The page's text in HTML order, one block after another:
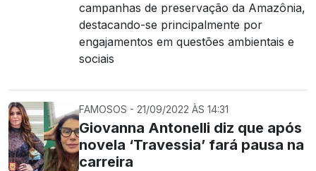
campanhas de preservação da Amazônia,
destacando-se principalmente por
engajamentos em questões ambientais e
sociais
FAMOSOS - 21/09/2022 ÀS 14:31
Giovanna Antonelli diz que após
novela ‘Travessia’ fará pausa na
carreira